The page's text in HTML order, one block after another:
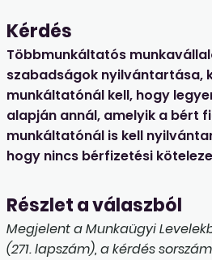
Kérdés
Többmunkáltatós
szabadságok nyilvántartása,
munkáltatónál kell, hogy
alapján annál, amelyik a bért
munkáltatónál is kell
hogy nincs bérfizetési
Részlet a válaszból
Megjelent a Munkaügyi
(271. lapszám), a kérdés